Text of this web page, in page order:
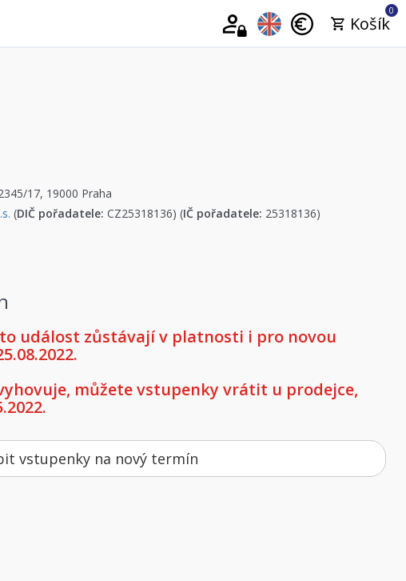
0
Košík
17, 19000 Praha
(DIČ pořadatele: CZ25318136) (IČ pořadatele: 25318136)
událost zůstávají v platnosti i pro novou
můžete vstupenky vrátit u prodejce,
vstupenky na nový termín